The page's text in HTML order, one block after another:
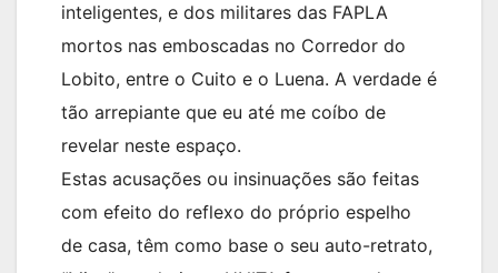
inteligentes, e dos militares das FAPLA
mortos nas emboscadas no Corredor do
Lobito, entre o Cuito e o Luena. A verdade é
tão arrepiante que eu até me coíbo de
revelar neste espaço.
Estas acusações ou insinuações são feitas
com efeito do reflexo do próprio espelho
de casa, têm como base o seu auto-retrato,